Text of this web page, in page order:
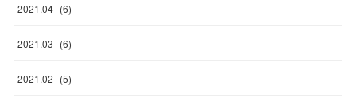
2021.04 (6)
2021.03 (6)
2021.02 (5)